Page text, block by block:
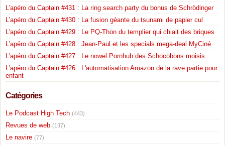
L'apéro du Captain #431 : La ring search party du bonus de Schrödinger
L'apéro du Captain #430 : La fusion géante du tsunami de papier cul
L'apéro du Captain #429 : Le PQ-Thon du templier qui chiait des briques
L'apéro du Captain #428 : Jean-Paul et les specials mega-deal MyCiné
L'apéro du Captain #427 : Le nowel Pornhub des Schocobons moisis
L'apéro du Captain #426 : L'automatisation Amazon de la rave partie pour
enfant
Catégories
Le Podcast High Tech (443)
Revues de web (137)
Le navire (77)